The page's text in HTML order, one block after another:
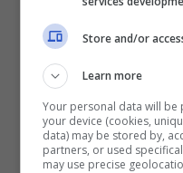
casetta – costano
Store and/or
Learn more
Your personal data will
your device (cookies,
data) may be stored by,
partners, or used
may use precise